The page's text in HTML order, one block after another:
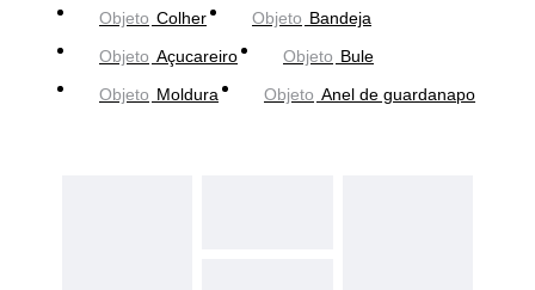
Objeto Colher Objeto Bandeja
Objeto Açucareiro Objeto Bule
Objeto Moldura Objeto Anel de guardanapo